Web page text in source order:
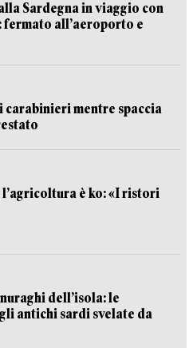
Sardegna in viaggio con
all’aeroporto e
mentre spaccia
è ko: «I ristori
dell’isola: le
antichi sardi svelate da